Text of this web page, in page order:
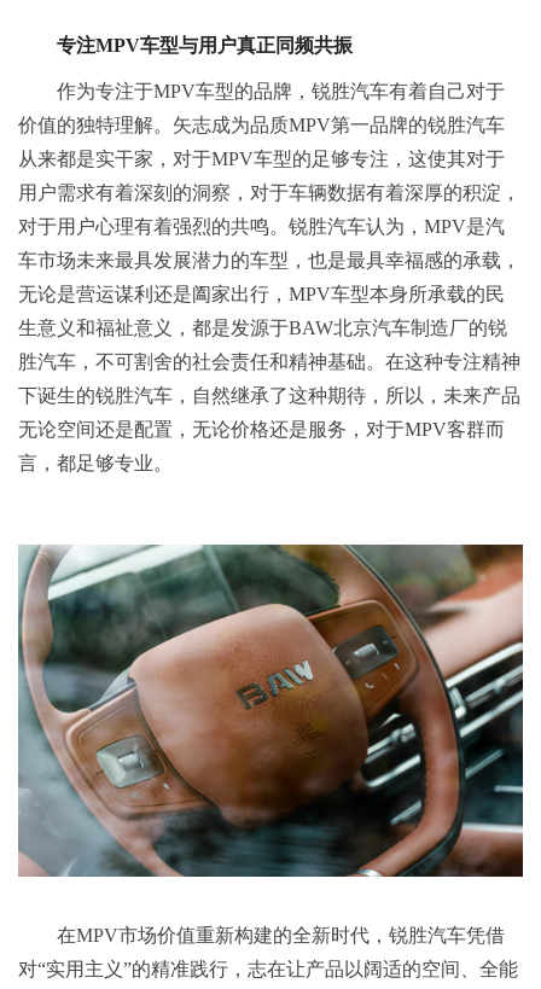
专注MPV车型与用户真正同频共振
作为专注于MPV车型的品牌，锐胜汽车有着自己对于
价值的独特理解。矢志成为品质MPV第一品牌的锐胜汽车
从来都是实干家，对于MPV车型的足够专注，这使其对于
用户需求有着深刻的洞察，对于车辆数据有着深厚的积淀，
对于用户心理有着强烈的共鸣。锐胜汽车认为，MPV是汽
车市场未来最具发展潜力的车型，也是最具幸福感的承载，
无论是营运谋利还是阖家出行，MPV车型本身所承载的民
生意义和福祉意义，都是发源于BAW北京汽车制造厂的锐
胜汽车，不可割舍的社会责任和精神基础。在这种专注精神
下诞生的锐胜汽车，自然继承了这种期待，所以，未来产品
无论空间还是配置，无论价格还是服务，对于MPV客群而
言，都足够专业。
在MPV市场价值重新构建的全新时代，锐胜汽车凭借
对“实用主义”的精准践行，志在让产品以阔适的空间、全能